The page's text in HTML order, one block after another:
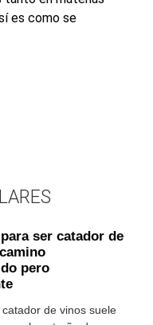
es como se
ser catador de
pero
de vinos suele